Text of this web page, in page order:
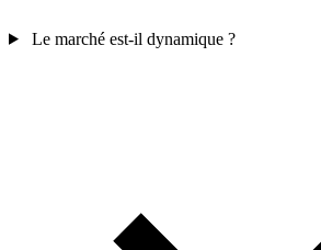
Le marché est-il dynamique ?